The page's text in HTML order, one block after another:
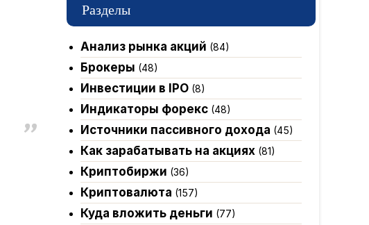
Разделы
Анализ рынка акций (84)
Брокеры (48)
Инвестиции в IPO(8)
Индикаторы форекс(48)
Источники пассивного дохода (45)
Как зарабатывать на акциях(81)
Криптобиржи (36)
Криптовалюта (157)
Куда вложить деньги (77)